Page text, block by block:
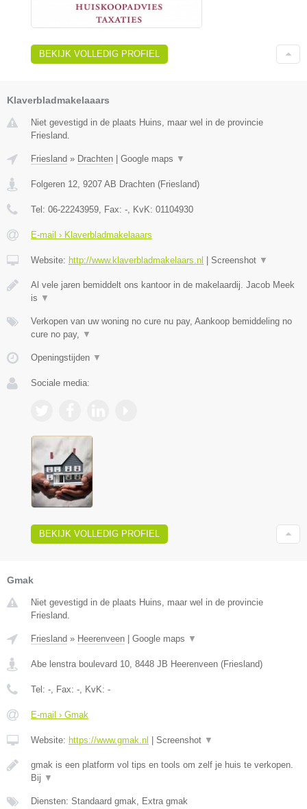
BEKIJK VOLLEDIG PROFIEL
Klaverbladmakelaaars
Niet gevestigd in de plaats Huins, maar wel in de provincie
Friesland.
Friesland » Drachten | Google maps ▼
Folgeren 12 9207 AB Drachten (Friesland)
Tel: 06-22243959 , Fax: - , KvK: 01104930
E-mail › Klaverbladmakelaaars
Website: http://www.klaverbladmakelaars.nl | Screenshot ▼
Al vele jaren bemiddelt ons kantoor in de makelaardij. Jacob Meek
is ▼
Verkopen van uw woning no cure nu pay, Aankoop bemiddeling no
cure no pay,
▼
Openingstijden ▼
Sociale media:
BEKIJK VOLLEDIG PROFIEL
Gmak
Niet gevestigd in de plaats Huins, maar wel in de provincie
Friesland.
Friesland » Heerenveen Google maps ▼
Abe lenstra boulevard 10, 8448 JB Heerenveen (Friesland)
Tel: -, Fax: -, KvK: -
E-mail › Gmak
Website: https://www.gmak.nl Screenshot ▼
gmak is een platform vol tips en tools om zelf je huis te verkopen.
Bij ▼
Diensten: Standaard gmak, Extra gmak